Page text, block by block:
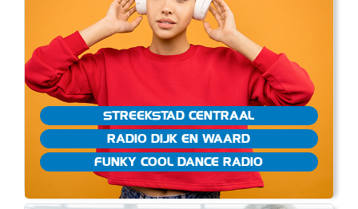
STREEKSTAD CENTRAAL
RADIO DIJK EN WAARD
FUNKY COOL DANCE RADIO